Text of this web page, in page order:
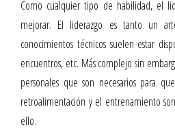
Como cualquier tipo de habilidad, el
mejorar. El liderazgo es tanto un
conocimientos técnicos suelen estar
encuentros, etc. Más complejo sin
personales que son necesarios para
retroalimentación y el entrenamiento
ello.